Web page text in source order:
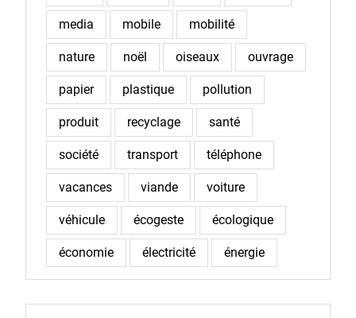
media mobile mobilité
nature noël oiseaux ouvrage
papier plastique pollution
produit recyclage santé
société transport téléphone
vacances viande voiture
véhicule écogeste écologique
économie électricité énergie